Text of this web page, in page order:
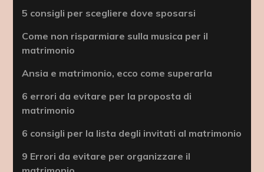
5 consigli per scegliere dove sposarsi
Come non risparmiare sulla musica per il
matrimonio
Ansia e matrimonio, ecco come superarla
6 errori da evitare per la proposta di
matrimonio
6 consigli per la lista degli invitati al matrimonio
9 Errori da evitare per organizzare il